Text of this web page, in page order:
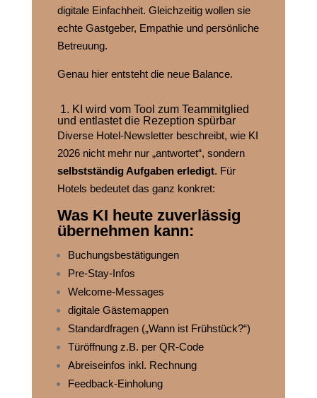
digitale Einfachheit. Gleichzeitig wollen sie
echte Gastgeber, Empathie und persönliche
Betreuung.
Genau hier entsteht die neue Balance.
1. KI wird vom Tool zum Teammitglied
und entlastet die Rezeption spürbar
Diverse Hotel-Newsletter beschreibt, wie KI
2026 nicht mehr nur „antwortet“, sondern
selbstständig Aufgaben erledigt. Für
Hotels bedeutet das ganz konkret:
Was KI heute zuverlässig
übernehmen kann:
Buchungsbestätigungen
Pre‑Stay‑Infos
Welcome‑Messages
digitale Gästemappen
Standardfragen („Wann ist Frühstück?“)
Türöffnung z.B. per QR‑Code
Abreiseinfos inkl. Rechnung
Feedback‑Einholung